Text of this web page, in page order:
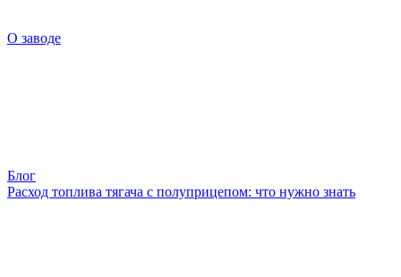
О заводе
Блог
Расход топлива тягача с полуприцепом: что нужно знать